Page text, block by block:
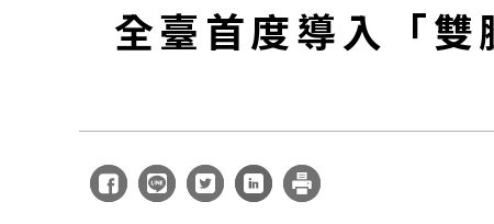
全臺首度導入「